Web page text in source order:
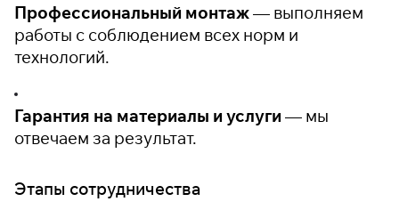
Профессиональный монтаж— выполняем
работы с соблюдением всех норм и
технологий.
Гарантия на материалы и услуги— мы
отвечаем за результат.
Этапы сотрудничества